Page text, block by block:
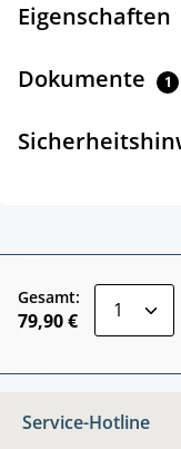
Eigenschaften
Dokumente 1
Gesamt:
79,90 €
Service-Hotline